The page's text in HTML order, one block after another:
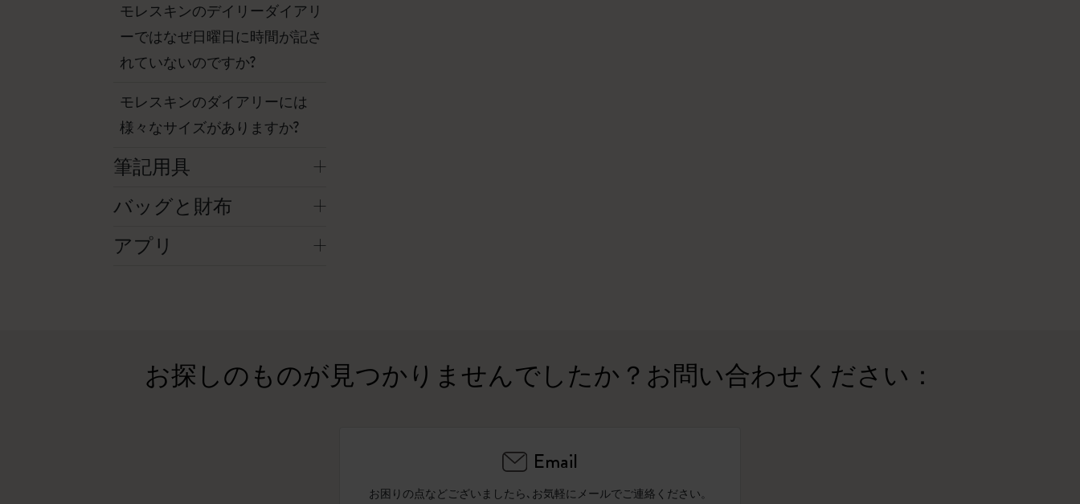
ハリー・ポッターの呪文コレクション
モレスキンのデイリーダイアリ
ーではなぜ日曜日に時間が記さ
れていないのですか?
モレスキンのダイアリーには
様々なサイズがありますか?
筆記用具
バッグと財布
アプリ
お探しのものが見つかりませんでしたか？お問い合わせください：
Email
お困りの点などございましたら､お気軽にメールでご連絡ください。